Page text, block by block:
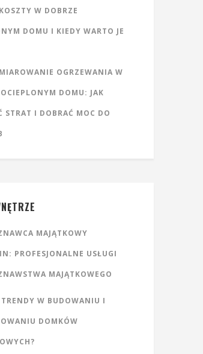
W DOBRZE
DOMU I KIEDY WARTO JE
OGRZEWANIA W
DOMU: JAK
STRAT I DOBRAĆ MOC DO
MAJĄTKOWY
PROFESJONALNE USŁUGI
MAJĄTKOWEGO
TRENDY W BUDOWANIU I
DOMKÓW